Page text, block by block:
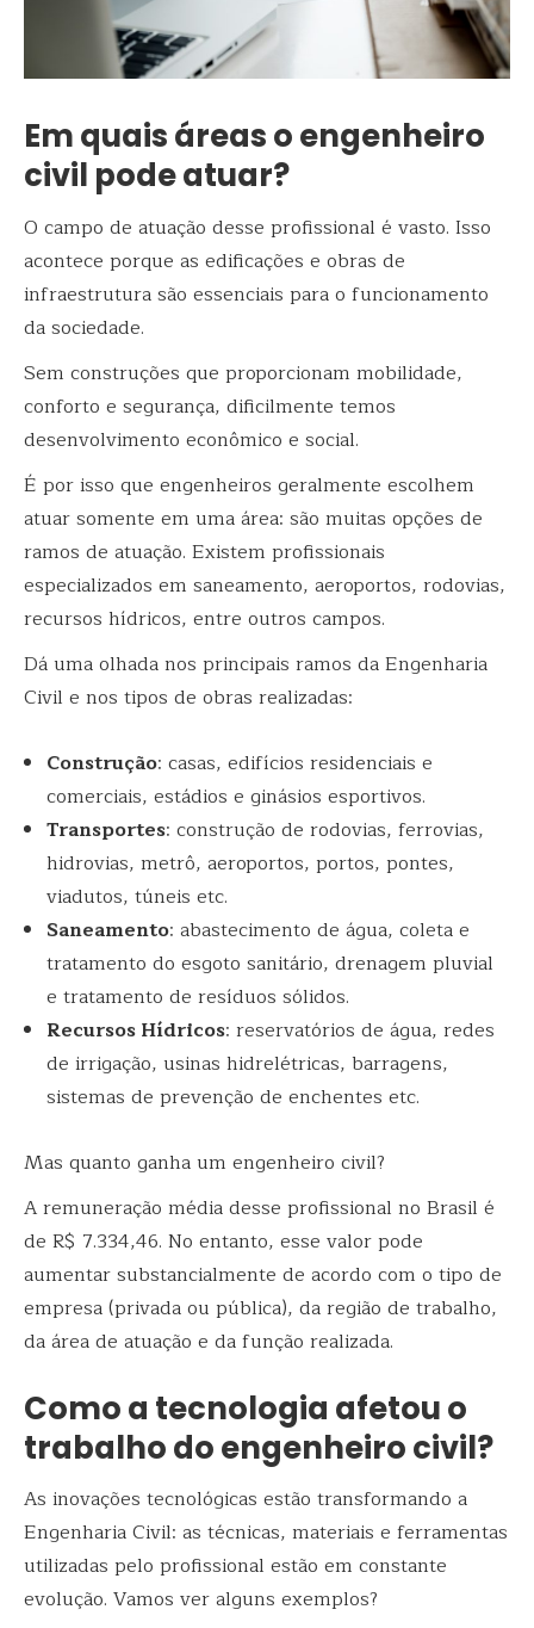
Em quais áreas o engenheiro
civil pode atuar?
O campo de atuação desse profissional é vasto. Isso
acontece porque as edificações e obras de
infraestrutura são essenciais para o funcionamento
da sociedade.
Sem construções que proporcionam mobilidade,
conforto e segurança, dificilmente temos
desenvolvimento econômico e social.
É por isso que engenheiros geralmente escolhem
atuar somente em uma área: são muitas opções de
ramos de atuação. Existem profissionais
especializados em saneamento, aeroportos, rodovias,
recursos hídricos, entre outros campos.
Dá uma olhada nos principais ramos da Engenharia
Civil e nos tipos de obras realizadas:
Construção: casas, edifícios residenciais e
comerciais, estádios e ginásios esportivos.
Transportes: construção de rodovias, ferrovias,
hidrovias, metrô, aeroportos, portos, pontes,
viadutos, túneis etc.
Saneamento: abastecimento de água, coleta e
tratamento do esgoto sanitário, drenagem pluvial
e tratamento de resíduos sólidos.
Recursos Hídricos: reservatórios de água, redes
de irrigação, usinas hidrelétricas, barragens,
sistemas de prevenção de enchentes etc.
Mas quanto ganha um engenheiro civil?
A remuneração média desse profissional no Brasil é
de R$ 7.334,46. No entanto, esse valor pode
aumentar substancialmente de acordo com o tipo de
empresa (privada ou pública), da região de trabalho,
da área de atuação e da função realizada.
Como a tecnologia afetou o
trabalho do engenheiro civil?
As inovações tecnológicas estão transformando a
Engenharia Civil: as técnicas, materiais e ferramentas
utilizadas pelo profissional estão em constante
evolução. Vamos ver alguns exemplos?